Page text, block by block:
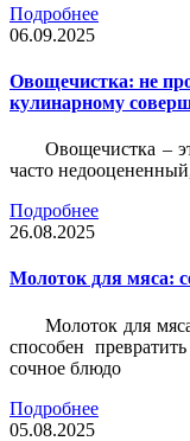
Подробнее
06.09.2025
Овощечистка: не
кулинарному
Овощечистка –
часто
Подробнее
26.08.2025
Молоток для мяса:
Молоток для
способен
сочное блюдо
Подробнее
05.08.2025